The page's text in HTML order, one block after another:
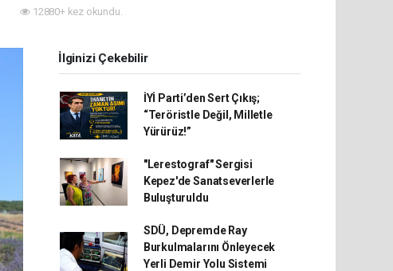
12880+ kez okundu.
İlginizi Çekebilir
İYİ Parti’den Sert Çıkış;
“Teröristle Değil, Milletle
Yürürüz!”
"Lerestograf" Sergisi
Kepez'de Sanatseverlerle
Buluşturuldu
SDÜ, Depremde Ray
Burkulmalarını Önleyecek
Yerli Demir Yolu Sistemi